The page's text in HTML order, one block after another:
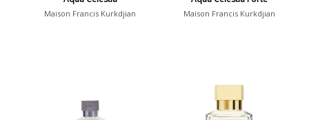
Maison Francis Kurkdjian Maison Francis Kurkdjian